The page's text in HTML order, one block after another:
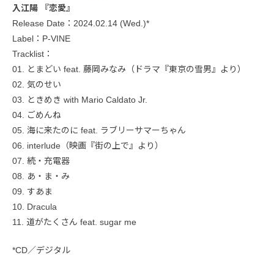
入江陽 『恋愛』
Release Date：2024.02.14 (Wed.)*
Label：P-VINE
Tracklist：
01. とまどい feat. 藤岡みなみ（ドラマ『東京の雪男』より）
02. 気のせい
03. ときめき with Mario Caldato Jr.
04. ごめんね
05. 海に来たのに feat. ラブリーサマーちゃん
06. interlude（映画『街の上で』より）
07. 続・充電器
08. あ・ま・み
09. すあま
10. Dracula
11. 道がたくさん feat. sugar me
*CD／デジタル